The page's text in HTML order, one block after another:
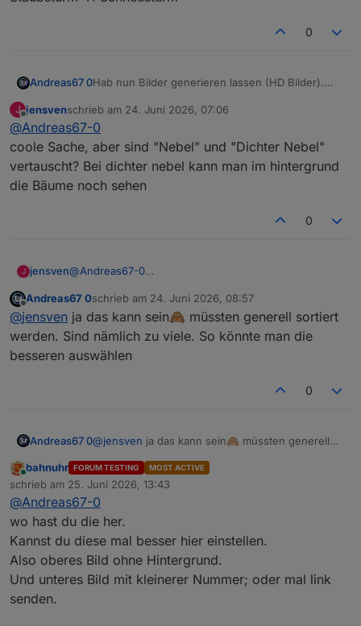
0
Andreas67 0Hab nun Bilder generieren lassen (HD Bilder).
daraus sicher schöne einzelne HD Bilder
erstellen. Dann ist das Set mit 41 Bilder voll
Hab leider aktuell nicht die Zeit dafür.
01 Klarer Himmel mit strahlender Sonne 02 Hohe
J
Offline
jensvenschrieb am 24. Juni 2026, 07:06
zuletzt editiert von
@Andreas67-0
coole Sache, aber sind "Nebel" und "Dichter Nebel"
vertauscht? Bei dichter nebel kann man im hintergrund
die Bäume noch sehen
0
J jensven@Andreas67-0
vertauscht? Bei dichter nebel kann man im hintergrund
die Bäume noch sehen
Offline
Andreas67 0schrieb am 24. Juni 2026, 08:57
zuletzt editiert von
@jensven ja das kann sein🙈 müssten generell sortiert
werden. Sind nämlich zu viele. So könnte man die
besseren auswählen
0
Andreas67 0@jensven ja das kann sein🙈 müssten generell
man die besseren auswählen
Online
bahnuhr FORUM TESTING MOST ACTIVE
schrieb am 25. Juni 2026, 13:43
zuletzt editiert von
@Andreas67-0
wo hast du die her.
Kannst du diese mal besser hier einstellen.
Also oberes Bild ohne Hintergrund.
Und unteres Bild mit kleinerer Nummer; oder mal link
senden.